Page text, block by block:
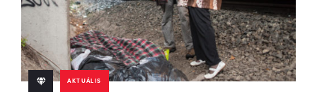
AKTUÁLIS